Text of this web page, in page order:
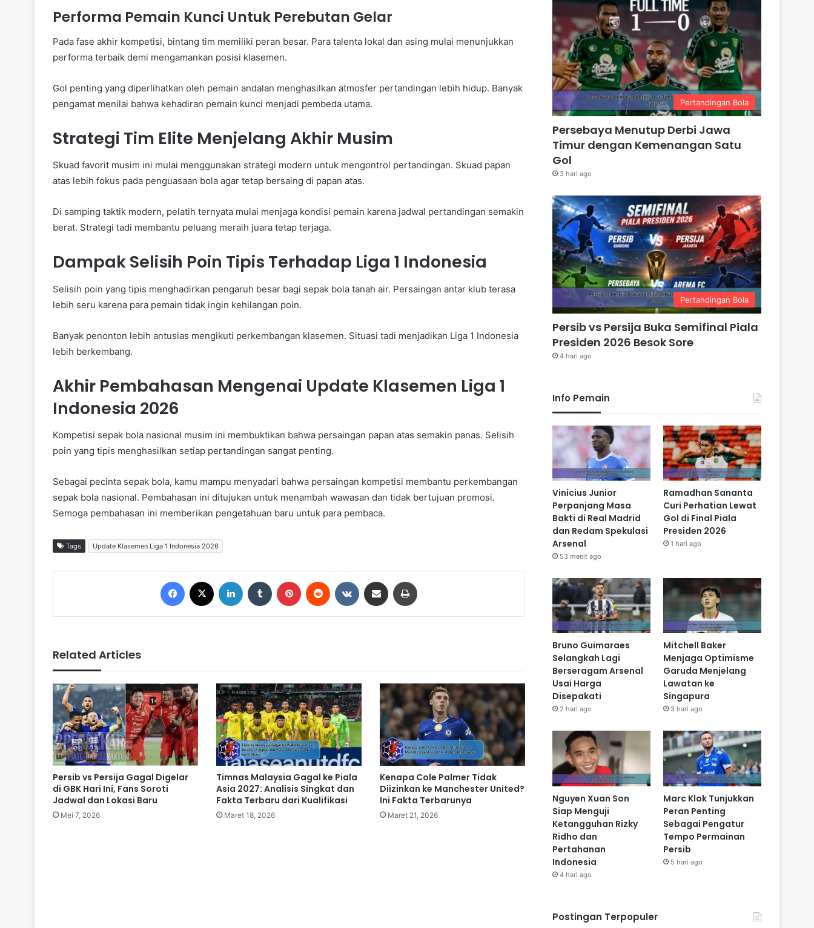
Performa Pemain Kunci Untuk Perebutan Gelar
Pada fase akhir kompetisi, bintang tim memiliki peran besar. Para talenta lokal dan asing mulai menunjukkan
performa terbaik demi mengamankan posisi klasemen.
Gol penting yang diperlihatkan oleh pemain andalan menghasilkan atmosfer pertandingan lebih hidup. Banyak
pengamat menilai bahwa kehadiran pemain kunci menjadi pembeda utama.
Strategi Tim Elite Menjelang Akhir Musim
Skuad favorit musim ini mulai menggunakan strategi modern untuk mengontrol pertandingan. Skuad papan
atas lebih fokus pada penguasaan bola agar tetap bersaing di papan atas.
Di samping taktik modern, pelatih ternyata mulai menjaga kondisi pemain karena jadwal pertandingan semakin
berat. Strategi tadi membantu peluang meraih juara tetap terjaga.
Dampak Selisih Poin Tipis Terhadap Liga 1 Indonesia
Selisih poin yang tipis menghadirkan pengaruh besar bagi sepak bola tanah air. Persaingan antar klub terasa
lebih seru karena para pemain tidak ingin kehilangan poin.
Banyak penonton lebih antusias mengikuti perkembangan klasemen. Situasi tadi menjadikan Liga 1 Indonesia
lebih berkembang.
Akhir Pembahasan Mengenai Update Klasemen Liga 1
Indonesia 2026
Kompetisi sepak bola nasional musim ini membuktikan bahwa persaingan papan atas semakin panas. Selisih
poin yang tipis menghasilkan setiap pertandingan sangat penting.
Sebagai pecinta sepak bola, kamu mampu menyadari bahwa persaingan kompetisi membantu perkembangan
sepak bola nasional. Pembahasan ini ditujukan untuk menambah wawasan dan tidak bertujuan promosi.
Semoga pembahasan ini memberikan pengetahuan baru untuk para pembaca.
Tags Update Klasemen Liga 1 Indonesia 2026
Related Articles
Persib vs Persija Gagal Digelar
di GBK Hari Ini, Fans Soroti
Jadwal dan Lokasi Baru
Mei 7, 2026
Timnas Malaysia Gagal ke Piala
Asia 2027: Analisis Singkat dan
Fakta Terbaru dari Kualifikasi
Maret 18, 2026
Kenapa Cole Palmer Tidak
Diizinkan ke Manchester United?
Ini Fakta Terbarunya
Maret 21, 2026
Pertandingan Bola
Persebaya Menutup Derbi Jawa
Timur dengan Kemenangan Satu
Gol
3 hari ago
Pertandingan Bola
Persib vs Persija Buka Semifinal Piala
Presiden 2026 Besok Sore
4 hari ago
Info Pemain
Vinicius Junior
Perpanjang Masa
Bakti di Real Madrid
dan Redam Spekulasi
Arsenal
53 menit ago
Ramadhan Sananta
Curi Perhatian Lewat
Gol di Final Piala
Presiden 2026
1 hari ago
Bruno Guimaraes
Selangkah Lagi
Berseragam Arsenal
Usai Harga
Disepakati
2 hari ago
Mitchell Baker
Menjaga Optimisme
Garuda Menjelang
Lawatan ke
Singapura
3 hari ago
Nguyen Xuan Son
Siap Menguji
Ketangguhan Rizky
Ridho dan
Pertahanan
Indonesia
4 hari ago
Marc Klok Tunjukkan
Peran Penting
Sebagai Pengatur
Tempo Permainan
Persib
5 hari ago
Postingan Terpopuler